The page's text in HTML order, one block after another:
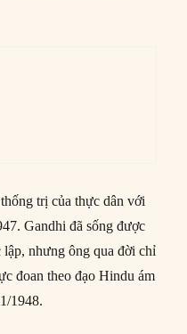
trị của thực dân với
Gandhi đã sống được
nhưng ông qua đời chỉ
đoan theo đạo Hindu ám
1948.